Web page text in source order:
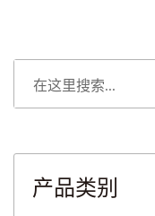
产品类别